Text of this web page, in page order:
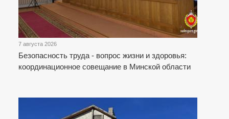
7 августа 2026
Безопасность труда - вопрос жизни и здоровья:
координационное совещание в Минской области